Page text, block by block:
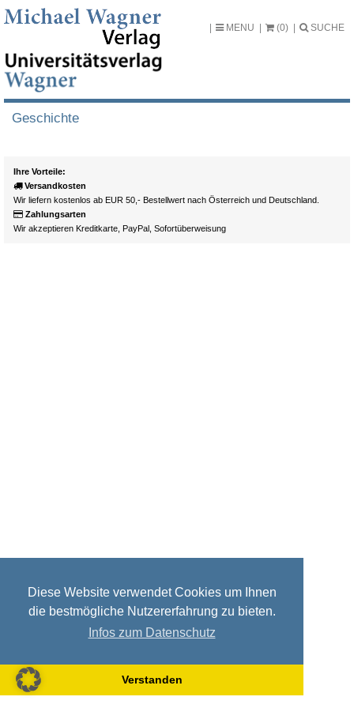
Diese Website verwendet Cookies um Ihnen
die bestmögliche Nutzererfahrung zu bieten.
Infos zum Datenschutz
Verstanden
MENU (0) SUCHE
Geschichte
Ihre Vorteile:
Versandkosten
Wir liefern kostenlos ab EUR 50,- Bestellwert nach Österreich und Deutschland.
Zahlungsarten
Wir akzeptieren Kreditkarte, PayPal, Sofortüberweisung